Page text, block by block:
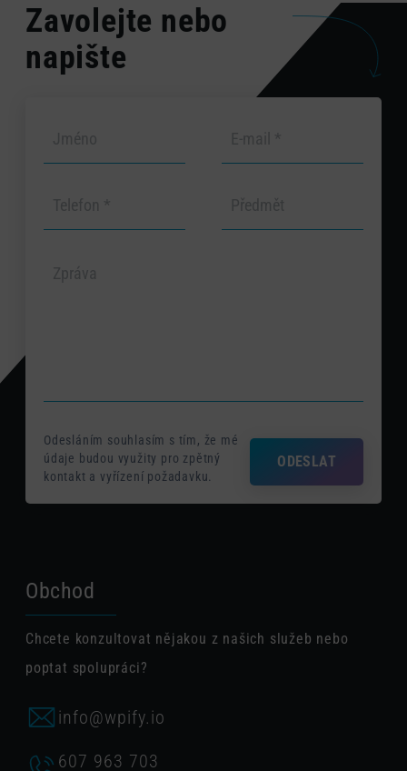
Zavolejte nebo
napište
Odesláním souhlasím s tím, že mé
údaje budou využity pro zpětný
kontakt a vyřízení požadavku.
ODESLAT
Obchod
Chcete konzultovat nějakou z našich služeb nebo
poptat spolupráci?
info@wpify.io
607 963 703